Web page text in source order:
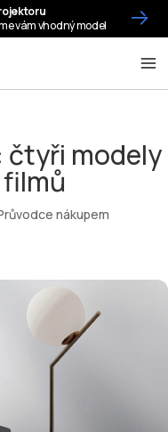
čtyři modely
filmů
nákupem